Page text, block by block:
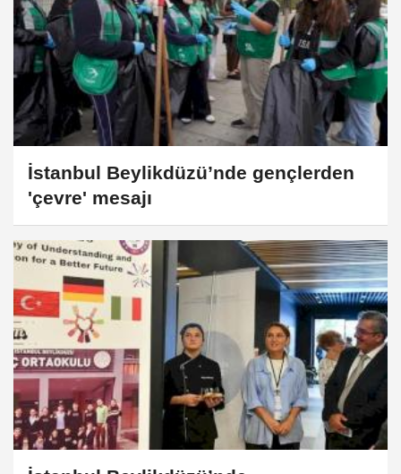
İstanbul Beylikdüzü’nde gençlerden
'çevre' mesajı